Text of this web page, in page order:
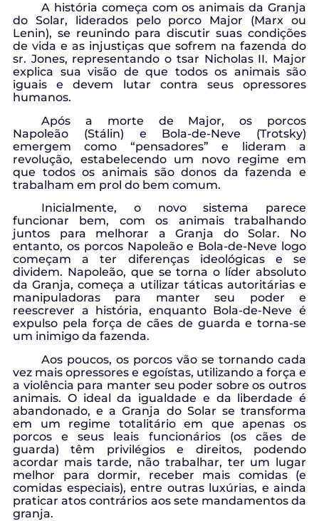
A história começa com os animais da Granja
do Solar, liderados pelo porco Major (Marx ou
Lenin), se reunindo para discutir suas condições
de vida e as injustiças que sofrem na fazenda do
sr. Jones, representando o tsar Nicholas II. Major
explica sua visão de que todos os animais são
iguais e devem lutar contra seus opressores
humanos.
Após a morte de Major, os porcos
Napoleão (Stálin) e Bola-de-Neve (Trotsky)
emergem como “pensadores” e lideram a
revolução, estabelecendo um novo regime em
que todos os animais são donos da fazenda e
trabalham em prol do bem comum.
Inicialmente, o novo sistema parece
funcionar bem, com os animais trabalhando
juntos para melhorar a Granja do Solar. No
entanto, os porcos Napoleão e Bola-de-Neve logo
começam a ter diferenças ideológicas e se
dividem. Napoleão, que se torna o líder absoluto
da Granja, começa a utilizar táticas autoritárias e
manipuladoras para manter seu poder e
reescrever a história, enquanto Bola-de-Neve é
expulso pela força de cães de guarda e torna-se
um inimigo da fazenda.
Aos poucos, os porcos vão se tornando cada
vez mais opressores e egoístas, utilizando a força e
a violência para manter seu poder sobre os outros
animais. O ideal da igualdade e da liberdade é
abandonado, e a Granja do Solar se transforma
em um regime totalitário em que apenas os
porcos e seus leais funcionários (os cães de
guarda) têm privilégios e direitos, podendo
acordar mais tarde, não trabalhar, ter um lugar
melhor para dormir, receber mais comidas (e
comidas especiais), entre outras luxúrias, e ainda
praticar atos contrários aos sete mandamentos da
granja.